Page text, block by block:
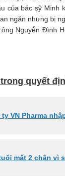
của bác sỹ
ngăn nhưng bị
Nguyễn Đình
quyết
ty VN Pharma
mất 2 chân vì